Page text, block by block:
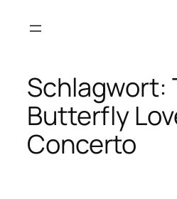
Inhalt
Schlagwort:
Butterfly
Concerto